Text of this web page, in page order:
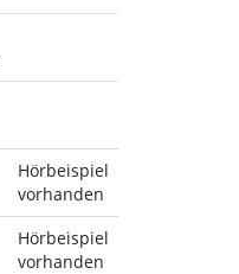
Hörbeispiel
vorhanden
Hörbeispiel
vorhanden